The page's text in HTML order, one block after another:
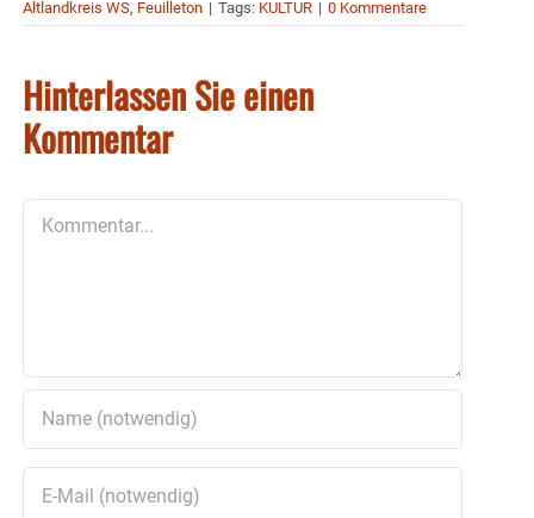
Altlandkreis WS, Feuilleton | Tags: KULTUR | 0 Kommentare
Hinterlassen Sie einen
Kommentar